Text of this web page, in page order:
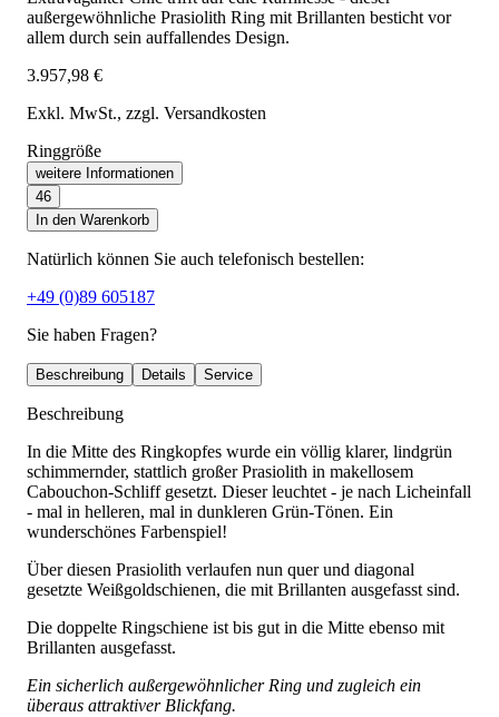
außergewöhnliche Prasiolith Ring mit Brillanten besticht vor
allem durch sein auffallendes Design.
3.957,98 €
Exkl. MwSt., zzgl. Versandkosten
Ringgröße
weitere Informationen
46
In den Warenkorb
Natürlich können Sie auch telefonisch bestellen:
+49 (0)89 605187
Sie haben Fragen?
Beschreibung Details Service
Beschreibung
In die Mitte des Ringkopfes wurde ein völlig klarer, lindgrün
schimmernder, stattlich großer Prasiolith in makellosem
Cabouchon-Schliff gesetzt. Dieser leuchtet - je nach Licheinfall
- mal in helleren, mal in dunkleren Grün-Tönen. Ein
wunderschönes Farbenspiel!
Über diesen Prasiolith verlaufen nun quer und diagonal
gesetzte Weißgoldschienen, die mit Brillanten ausgefasst sind.
Die doppelte Ringschiene ist bis gut in die Mitte ebenso mit
Brillanten ausgefasst.
Ein sicherlich außergewöhnlicher Ring und zugleich ein
überaus attraktiver Blickfang.